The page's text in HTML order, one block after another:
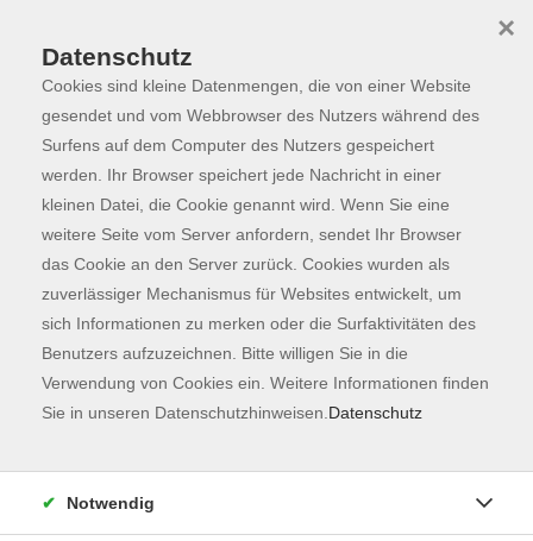
Skip to main content
Programm
Der Kurs konnte nicht gefunden werden.
Kontaktformular
Impressum
AGB
Datenschutzerklärung
Datenschutz
Cookies sind kleine Datenmengen, die von einer Website
gesendet und vom Webbrowser des Nutzers während des
Surfens auf dem Computer des Nutzers gespeichert
werden. Ihr Browser speichert jede Nachricht in einer
kleinen Datei, die Cookie genannt wird. Wenn Sie eine
weitere Seite vom Server anfordern, sendet Ihr Browser
das Cookie an den Server zurück. Cookies wurden als
zuverlässiger Mechanismus für Websites entwickelt, um
sich Informationen zu merken oder die Surfaktivitäten des
Benutzers aufzuzeichnen. Bitte willigen Sie in die
Verwendung von Cookies ein. Weitere Informationen finden
Sie in unseren Datenschutzhinweisen. Datenschutz
×
Notwendig